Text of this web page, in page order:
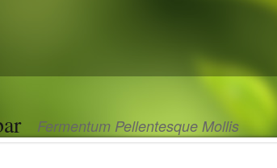
Fermentum Pellentesque Mollis